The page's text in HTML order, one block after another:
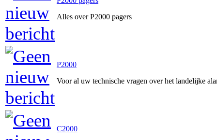
Alles over P2000 pagers
P2000
Voor al uw technische vragen over het landelijke
C2000